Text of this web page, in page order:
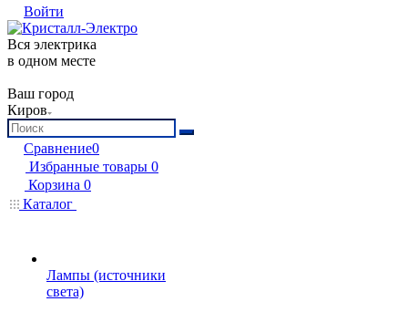
Войти
Вся электрика
в одном месте
Ваш город
Киров
Сравнение0
Избранные товары 0
Корзина 0
Каталог
Лампы (источники
света)